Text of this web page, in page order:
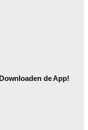
Downloaden de App!